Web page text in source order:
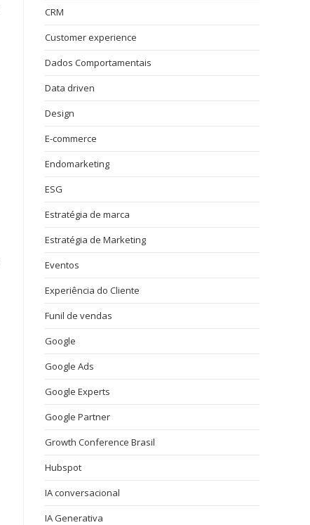
CRM
Customer experience
Dados Comportamentais
Data driven
Design
E-commerce
Endomarketing
ESG
Estratégia de marca
Estratégia de Marketing
Eventos
Experiência do Cliente
Funil de vendas
Google
Google Ads
Google Experts
Google Partner
Growth Conference Brasil
Hubspot
IA conversacional
IA Generativa